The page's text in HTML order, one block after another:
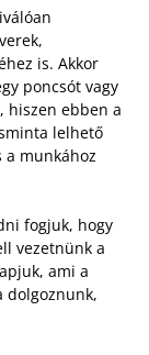
is. Akkor
poncsót vagy
hiszen ebben a
lelhető
a munkához
fogjuk, hogy
vezetnünk a
ami a
dolgoznunk,